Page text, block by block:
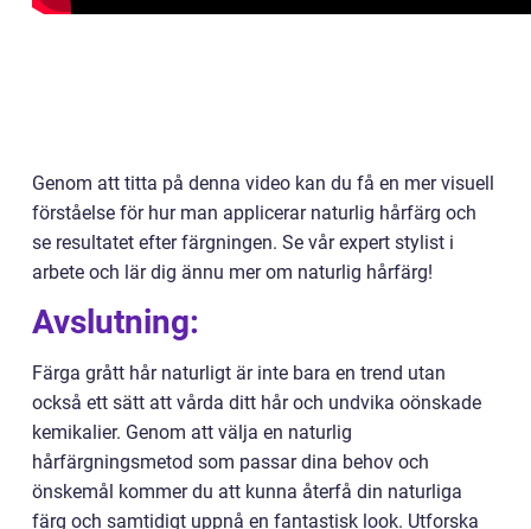
Genom att titta på denna video kan du få en mer visuell
förståelse för hur man applicerar naturlig hårfärg och
se resultatet efter färgningen. Se vår expert stylist i
arbete och lär dig ännu mer om naturlig hårfärg!
Avslutning:
Färga grått hår naturligt är inte bara en trend utan
också ett sätt att vårda ditt hår och undvika oönskade
kemikalier. Genom att välja en naturlig
hårfärgningsmetod som passar dina behov och
önskemål kommer du att kunna återfå din naturliga
färg och samtidigt uppnå en fantastisk look. Utforska